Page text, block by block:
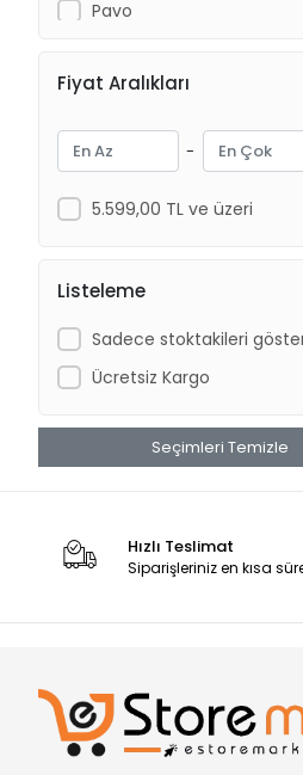
Pavo
Paygo
Propay
Worldline - İngenico
Fiyat Aralıkları
-
5.599,00 TL ve üzeri
Listeleme
Sadece stoktakileri
Ücretsiz Kargo
Seçimleri Temizle
Hızlı Teslimat
Siparişleriniz en kısa